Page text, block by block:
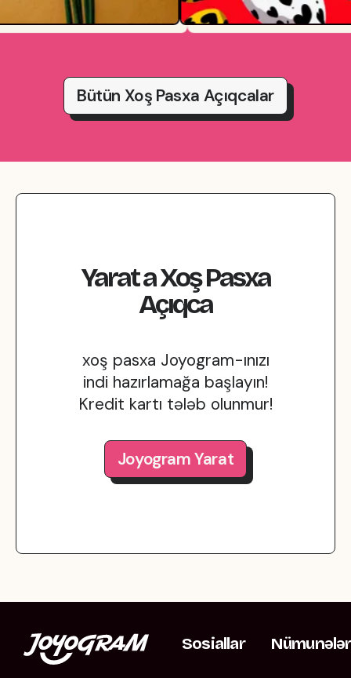
Bütün Xoş Pasxa Açıqcalar
YarataXoş Pasxa
Açıqca
xoş pasxa Joyogram-ınızı
indi hazırlamağa başlayın!
Kredit kartı tələb olunmur!
Joyogram Yarat
Sosiallar Nümunələr